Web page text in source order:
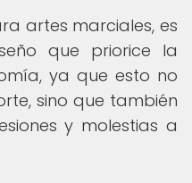
artes marciales, es
que priorice la
ya que esto no
sino que también
y molestias a